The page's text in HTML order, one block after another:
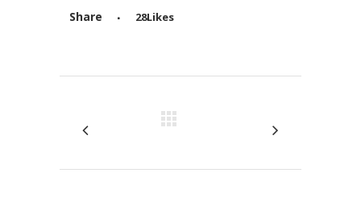
Share
Attiva comando
28Likes